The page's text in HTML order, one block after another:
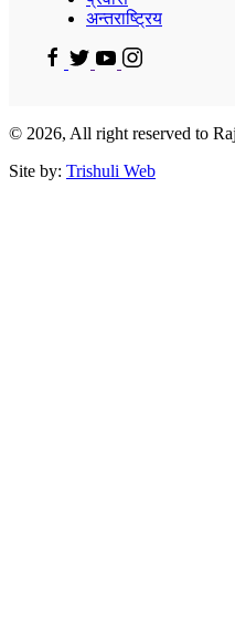
अन्तराष्ट्रिय
© 2026, All right reserved to
Site by: Trishuli Web